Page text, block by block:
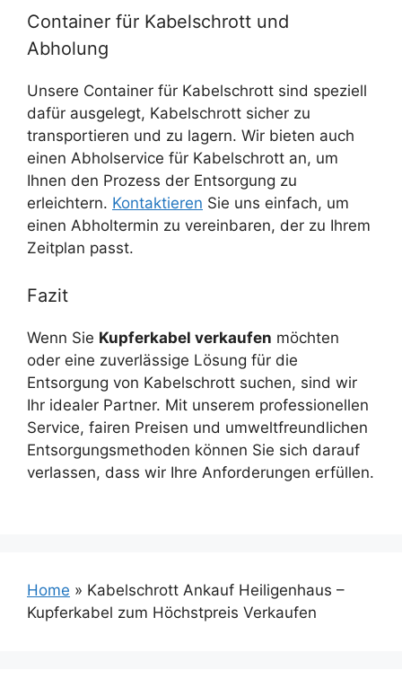
Container für Kabelschrott und
Abholung
Unsere Container für Kabelschrott sind speziell
dafür ausgelegt, Kabelschrott sicher zu
transportieren und zu lagern. Wir bieten auch
einen Abholservice für Kabelschrott an, um
Ihnen den Prozess der Entsorgung zu
erleichtern. Kontaktieren Sie uns einfach, um
einen Abholtermin zu vereinbaren, der zu Ihrem
Zeitplan passt.
Fazit
Wenn Sie Kupferkabel verkaufen möchten
oder eine zuverlässige Lösung für die
Entsorgung von Kabelschrott suchen, sind wir
Ihr idealer Partner. Mit unserem professionellen
Service, fairen Preisen und umweltfreundlichen
Entsorgungsmethoden können Sie sich darauf
verlassen, dass wir Ihre Anforderungen erfüllen.
Home » Kabelschrott Ankauf Heiligenhaus –
Kupferkabel zum Höchstpreis Verkaufen